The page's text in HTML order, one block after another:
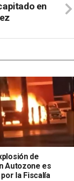
en
de
Autozone es
la Fiscalía